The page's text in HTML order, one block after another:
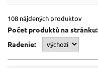
108 nájdených produktov
Počet produktů na stránku:
Radenie: